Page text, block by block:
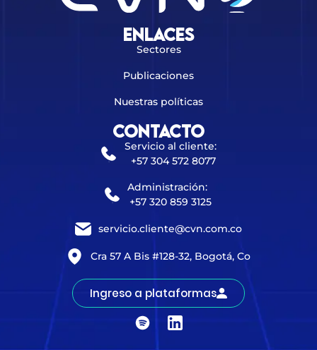
Enlaces
Sectores
Publicaciones
Nuestras políticas
Contacto
Servicio al cliente:
+57 304 572 8077
Administración:
+57 320 859 3125
servicio.cliente@cvn.com.co
Cra 57 A Bis #128-32, Bogotá, Co
Ingreso a plataformas